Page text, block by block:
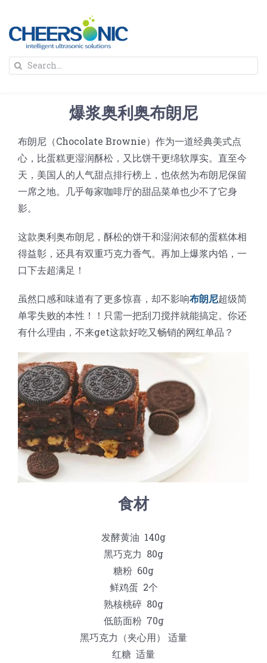
content
蛋糕切割机
蛋糕切块机
三角蛋糕切割机
奶酪切片
圆形奶酪切片
条状奶酪切片
挤出奶酪切片
三明治/披萨/寿司切割
三明治切割机
寿司切割机
常温面团切割
冷冻面团切割
糕点/糖果
牛轧糖切割
阿胶糕切片
谷物棒切割
宠物食品
超声波设备
公司新闻
关于我们
Search
爆浆奥利奥布朗尼
布朗尼（Chocolate Brownie）作为一道经典美式点
心，比蛋糕更湿润酥松，又比饼干更绵软厚实。直至今
天，美国人的人气甜点排行榜上，也依然为布朗尼保留
一席之地。几乎每家咖啡厅的甜品菜单也少不了它身
影。
这款奥利奥布朗尼，酥松的饼干和湿润浓郁的蛋糕体相
得益彰，还具有双重巧克力香气。再加上爆浆内馅，一
口下去超满足！
虽然口感和味道有了更多惊喜，却不影响布朗尼超级简
单零失败的本性！！只需一把刮刀搅拌就能搞定。你还
有什么理由，不来get这款好吃又畅销的网红单品？
食材
发酵黄油 140g
黑巧克力 80g
糖粉 60g
鲜鸡蛋 2个
熟核桃碎 80g
低筋面粉 70g
黑巧克力（夹心用） 适量
红糖 适量